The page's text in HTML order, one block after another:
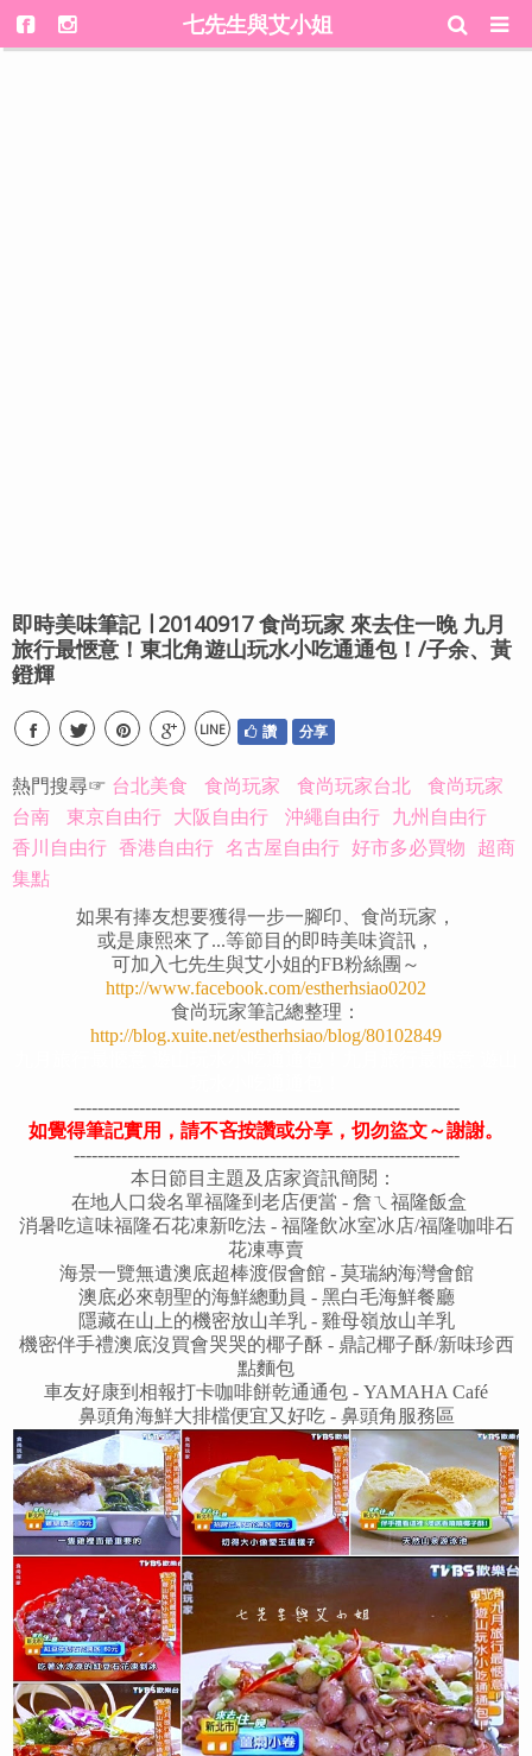
七先生與艾小姐
即時美味筆記 ∣ 20140917 食尚玩家 來去住一晚 九月
旅行最愜意！東北角遊山玩水小吃通通包！/子余、黃
鐙輝
LINE 讚 分享
熱門搜尋☞ 台北美食 食尚玩家 食尚玩家台北
食尚玩家
台南
東京自由行 大阪自由行 沖繩自由行 九州自由行
香川自由行 香港自由行 名古屋自由行 好市多必買物 超商
集點
如果有捧友想要獲得一步一腳印、食尚玩家，
或是康熙來了...等節目的即時美味資訊，
可加入七先生與艾小姐的FB粉絲團～
http://www.facebook.com/estherhsiao0202
食尚玩家筆記總整理：
http://blog.xuite.net/estherhsiao/blog/80102849
-----------------------------------------------------------------
如覺得筆記實用，請不吝按讚或分享，切勿盜文～謝謝。
-----------------------------------------------------------------
本日節目主題及店家資訊簡閱：
在地人口袋名單福隆到老店便當 - 詹ㄟ福隆飯盒
消暑吃這味福隆石花凍新吃法 - 福隆飲冰室冰店/福隆咖啡石
花凍專賣
海景一覽無遺澳底超棒渡假會館 - 莫瑞納海灣會館
澳底必來朝聖的海鮮總動員 - 黑白毛海鮮餐廳
隱藏在山上的機密放山羊乳 - 雞母嶺放山羊乳
機密伴手禮澳底沒買會哭哭的椰子酥 - 鼎記椰子酥/新味珍西
點麵包
車友好康到相報打卡咖啡餅乾通通包 - YAMAHA Café
鼻頭角海鮮大排檔便宜又好吃 - 鼻頭角服務區